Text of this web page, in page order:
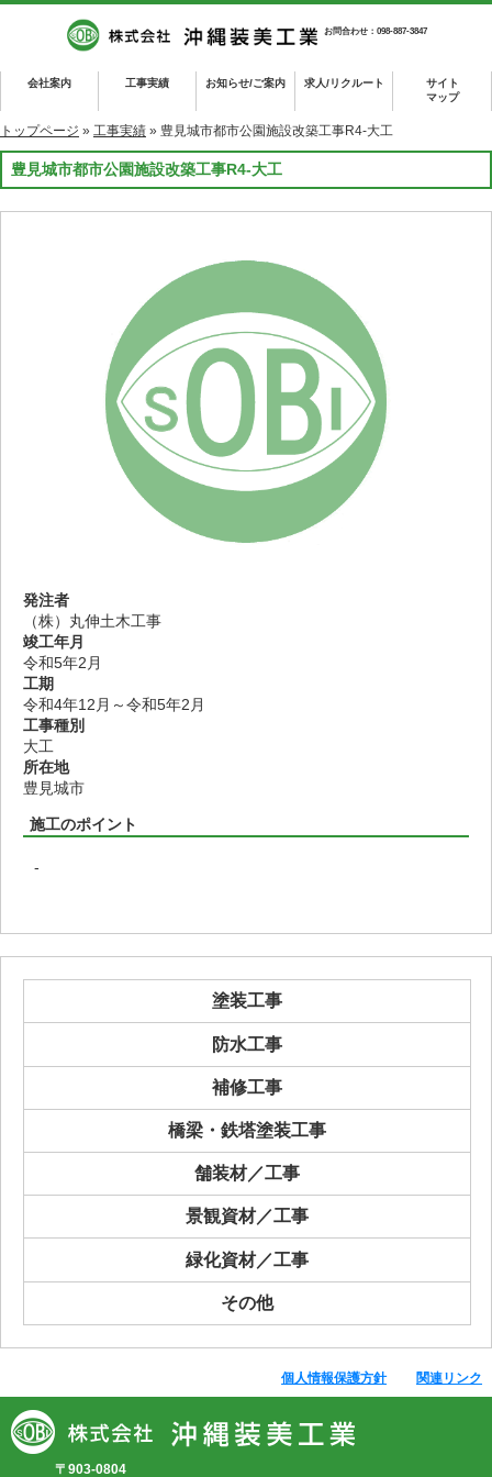
お問合わせ：098-887-3847
会社案内 工事実績 お知らせ/ご案内 求人/リクルート
サイト
マップ
トップページ » 工事実績 » 豊見城市都市公園施設改築工事R4-大工
豊見城市都市公園施設改築工事R4-大工
発注者
（株）丸伸土木工事
竣工年月
令和5年2月
工期
令和4年12月～令和5年2月
工事種別
大工
所在地
豊見城市
施工のポイント
-
塗装工事
防水工事
補修工事
橋梁・鉄塔塗装工事
舗装材／工事
景観資材／工事
緑化資材／工事
その他
個人情報保護方針 関連リンク
〒903-0804